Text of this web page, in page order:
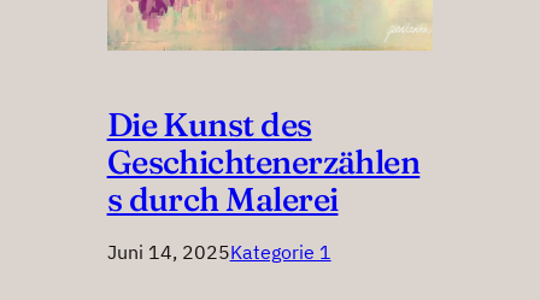
Die Kunst des
Geschichtenerzählen
s durch Malerei
Juni 14, 2025Kategorie 1